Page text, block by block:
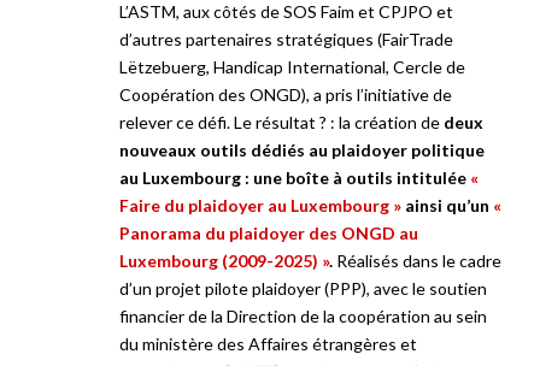
L’ASTM, aux côtés de SOS Faim et CPJPO et
d’autres partenaires stratégiques (FairTrade
Lëtzebuerg, Handicap International, Cercle de
Coopération des ONGD), a pris l’initiative de
relever ce défi. Le résultat ? : la création de deux
nouveaux outils dédiés au plaidoyer politique
au Luxembourg : une boîte à outils intitulée «
Faire du plaidoyer au Luxembourg » ainsi qu’un «
Panorama du plaidoyer des ONGD au
Luxembourg (2009-2025) ». Réalisés dans le cadre
d’un projet pilote plaidoyer (PPP), avec le soutien
financier de la Direction de la coopération au sein
du ministère des Affaires étrangères et